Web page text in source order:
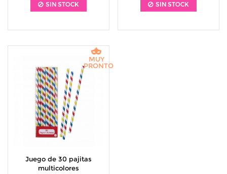
SIN STOCK SIN STOCK
Juego de 30 pajitas
multicolores
MUY
PRONTO